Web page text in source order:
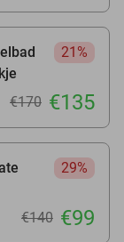
21%
€170 €135
29%
€140 €99